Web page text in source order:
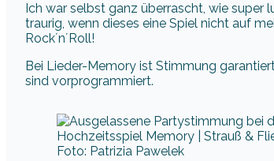
Ich war selbst ganz überrascht, wie super
traurig, wenn dieses eine Spiel nicht auf
Rock´n´Roll!
Bei Lieder-Memory ist Stimmung
sind vorprogrammiert.
Foto: Patrizia Pawelek